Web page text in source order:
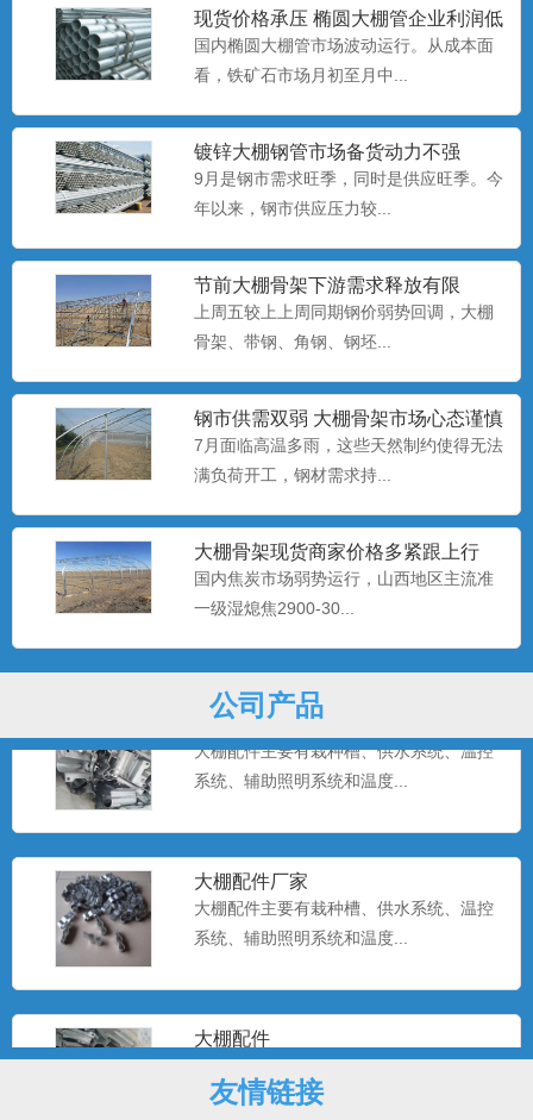
现货价格承压 椭圆大棚管企业利润低
位
国内椭圆大棚管市场波动运行。从成本面
看，铁矿石市场月初至月中...
镀锌大棚钢管​市场备货动力不强
9月是钢市需求旺季，同时是供应旺季。今
年以来，钢市供应压力较...
节前大棚骨架下游需求释放有限
上周五较上上周同期钢价弱势回调，大棚
骨架、​带钢、角钢、钢坯...
钢市供需双弱 大棚骨架市场心态谨慎
偏悲观
7月面临高温多雨，这些天然制约使得无法
满负荷开工，钢材需求持...
大棚骨架​现货商家价格多紧跟上行
国内焦炭市场弱势运行，山西地区主流准
一级湿熄焦2900-30...
公司产品
养殖大棚安装
养殖大棚也称暖棚养殖，是指在寒冷的季
节给开放式或半开放式畜禽...
养殖大棚厂家
养殖大棚也称暖棚养殖，是指在寒冷的季
节给开放式或半开放式畜禽...
养殖大棚
养殖大棚也称暖棚养殖，是指在寒冷的季
节给开放式或半开放式畜禽...
大棚配件厂
大棚配件主要有栽种槽、供水系统、温控
系统、辅助照明系统和温度...
温室大棚配件
大棚配件主要有栽种槽、供水系统、温控
系统、辅助照明系统和温度...
大棚配件厂家
大棚配件主要有栽种槽、供水系统、温控
系统、辅助照明系统和温度...
大棚配件
大棚配件主要有栽种槽、供水系统、温控
系统、辅助照明系统和温度...
友情链接